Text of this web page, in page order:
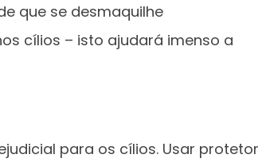
que se desmaquilhe
cílios – isto ajudará imenso a
para os cílios. Usar protetor